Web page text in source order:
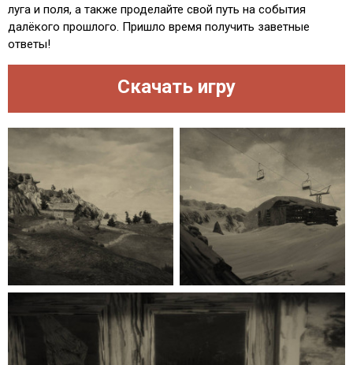
луга и поля, а также проделайте свой путь на события
далёкого прошлого. Пришло время получить заветные
ответы!
Скачать игру